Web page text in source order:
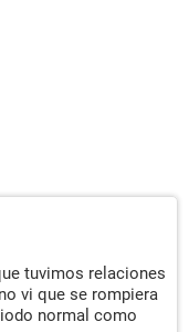
tuvimos relaciones
vi que se rompiera
normal como